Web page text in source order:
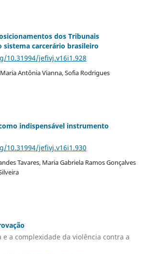
dos Tribunais
sistema carcerário brasileiro
10.31994/jefivj.v16i1.928
Antônia Vianna, Sofia Rodrigues
indispensável instrumento
10.31994/jefivj.v16i1.930
Tavares, Maria Gabriela Ramos Gonçalves
e a complexidade da violência contra a